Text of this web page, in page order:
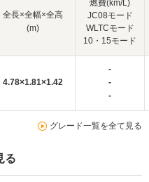
全長×全幅×全高
(m)
燃費(km/L)
JC08モード
WLTCモード
10・15モード
4.78×1.81×1.42
-
-
-
グレード一覧を全て見る
る